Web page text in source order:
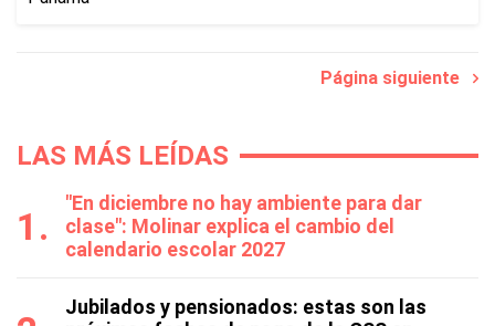
Página siguiente
LAS MÁS LEÍDAS
"En diciembre no hay ambiente para dar
clase": Molinar explica el cambio del
calendario escolar 2027
Jubilados y pensionados: estas son las